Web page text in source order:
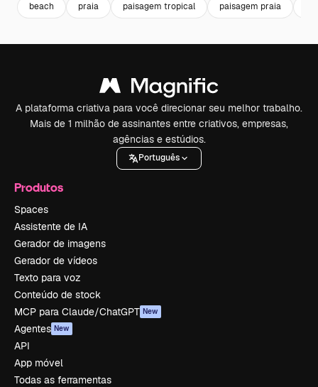
beach praia paisagem tropical paisagem praia
A plataforma criativa para você direcionar seu melhor trabalho.
Mais de 1 milhão de assinantes entre criativos, empresas,
agências e estúdios.
Português
Produtos
Spaces
Assistente de IA
Gerador de imagens
Gerador de vídeos
Texto para voz
Conteúdo de stock
MCP para Claude/ChatGPT New
Agentes New
API
App móvel
Todas as ferramentas